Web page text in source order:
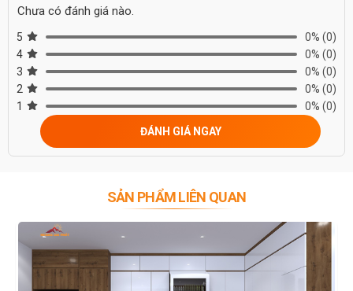
Chưa có đánh giá nào.
5 0% (0)
4
0% (0)
3
0% (0)
2
0% (0)
1
0% (0)
ĐÁNH GIÁ NGAY
SẢN PHẨM LIÊN QUAN